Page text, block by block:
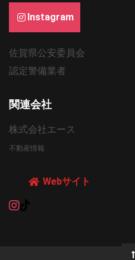
Instagram
佐賀県公安委員会
認定警備業者
関連会社
株式会社エース
不動産情報
Webサイト